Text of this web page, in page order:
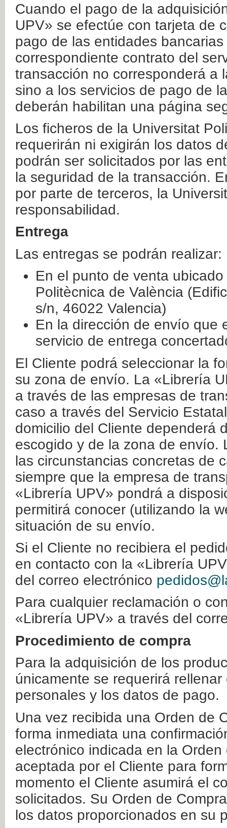
Cuando el pago de la
UPV» se efectúe con tarjeta de
pago de las entidades
correspondiente contrato del
transacción no corresponderá a
sino a los servicios de pago de
deberán habilitan una página
Los ficheros de la Universitat
requerirán ni exigirán los datos
podrán ser solicitados por las
la seguridad de la transacción.
por parte de terceros, la
responsabilidad.
Entrega
Las entregas se podrán realizar:
En el punto de venta
Politècnica de València
s/n, 46022 Valencia)
En la dirección de envío que
servicio de entrega
El Cliente podrá seleccionar la
su zona de envío. La «Librería
a través de las empresas de
caso a través del Servicio
domicilio del Cliente dependerá
escogido y de la zona de envío.
las circunstancias concretas de
siempre que la empresa de
«Librería UPV» pondrá a
permitirá conocer (utilizando la
situación de su envío.
Si el Cliente no recibiera el
en contacto con la «Librería
del correo electrónico
Para cualquier reclamación o
«Librería UPV» a través del
Procedimiento de compra
Para la adquisición de los
únicamente se requerirá
personales y los datos de pago.
Una vez recibida una Orden de
forma inmediata una
electrónico indicada en la
aceptada por el Cliente para
momento el Cliente asumirá el
solicitados. Su Orden de
los datos proporcionados en su